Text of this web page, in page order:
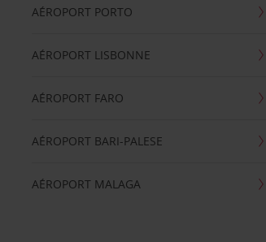
AÉROPORT PORTO
AÉROPORT LISBONNE
AÉROPORT FARO
AÉROPORT BARI-PALESE
AÉROPORT MALAGA